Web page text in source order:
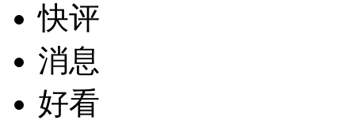
快评
消息
好看